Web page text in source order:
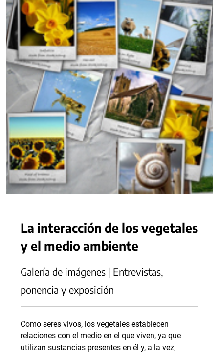
La interacción de los vegetales
y el medio ambiente
Galería de imágenes | Entrevistas,
ponencia y exposición
Como seres vivos, los vegetales establecen
relaciones con el medio en el que viven, ya que
utilizan sustancias presentes en él y, a la vez,